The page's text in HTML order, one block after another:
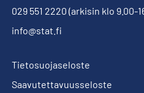
029 551 2220 (arkisin klo 9.00-
info@stat.fi
Tietosuojaseloste
Saavutettavuusseloste